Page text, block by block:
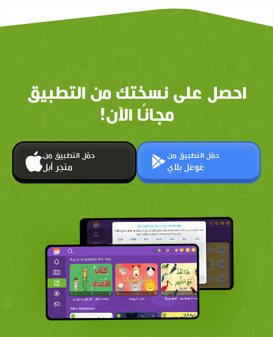
احصل على نسختك من التطبيق
مجانًا الآن!
حمّل التطبيق من
متجر أبل
حمّل التطبيق من
غوغل بلاي